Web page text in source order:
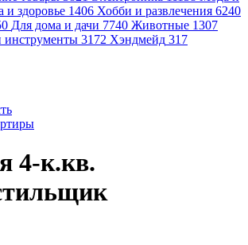
и здоровье 1406 Хобби и развлечения 6240
Для дома и дачи 7740 Животные 1307
инструменты 3172 Хэндмейд 317
4-к.кв.